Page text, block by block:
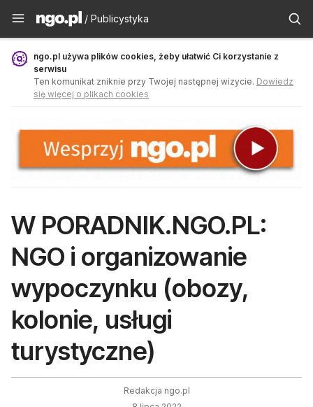
Publicystyka - ngo.pl
/ Publicystyka
ngo.pl używa plików cookies, żeby ułatwić Ci korzystanie z
serwisu
Ten komunikat zniknie przy Twojej następnej wizycie. Dowiedz
się więcej o plikach cookies
W PORADNIK.NGO.PL:
NGO i organizowanie
wypoczynku (obozy,
kolonie, usługi
turystyczne)
Redakcja ngo.pl